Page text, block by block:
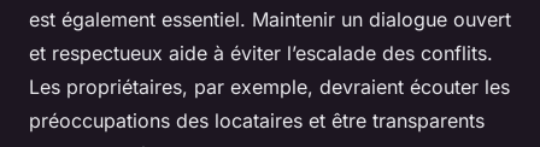
est également essentiel. Maintenir un dialogue ouvert
et respectueux aide à éviter l’escalade des conflits.
Les propriétaires, par exemple, devraient écouter les
préoccupations des locataires et être transparents